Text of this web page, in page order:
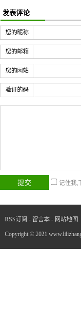
发表评论
您的昵称
您的邮箱
您的网站
验证的码
记住我,
RSS订阅 - 留言本 - 网站地图
Copyright © 2021